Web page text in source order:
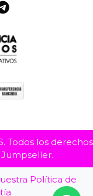
Todos los derechos
.
Política de